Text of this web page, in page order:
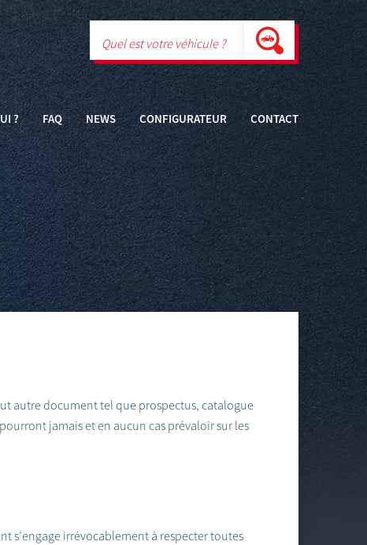
? FAQ NEWS CONFIGURATEUR CONTACT
autre document tel que prospectus, catalogue
jamais et en aucun cas prévaloir sur les
s’engage irrévocablement à respecter toutes